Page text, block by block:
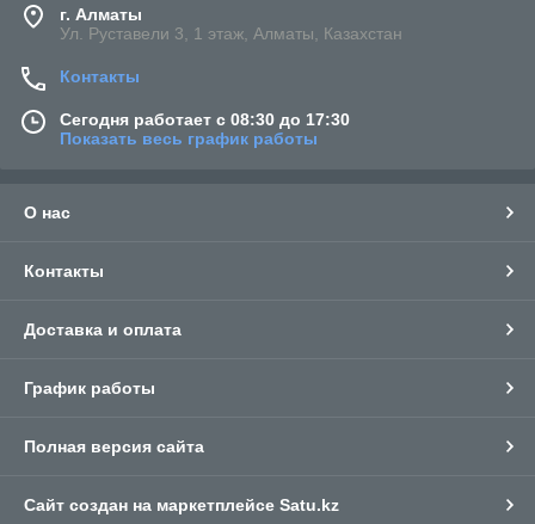
г. Алматы
Ул. Руставели 3, 1 этаж, Алматы, Казахстан
Контакты
Сегодня работает с 08:30 до 17:30
Показать весь график работы
О нас
Контакты
Доставка и оплата
График работы
Полная версия сайта
Сайт создан на маркетплейсе Satu.kz